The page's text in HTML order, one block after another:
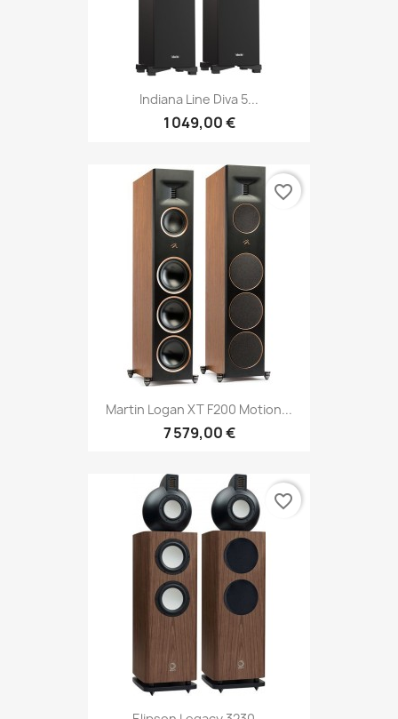
Indiana Line Diva 5...
1 049,00 €
Martin Logan XT F200 Motion...
7 579,00 €
favorite_border
favorite_border